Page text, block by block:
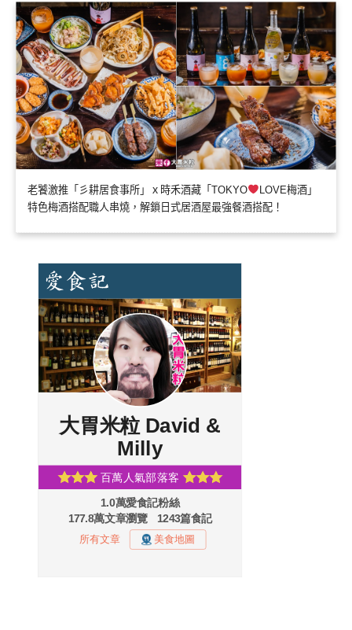
老饕激推「彡耕居食事所」ｘ時禾酒藏「TOKYO
LOVE梅酒」
特色梅酒搭配職人串燒，解鎖日式居酒屋最強餐酒搭配！